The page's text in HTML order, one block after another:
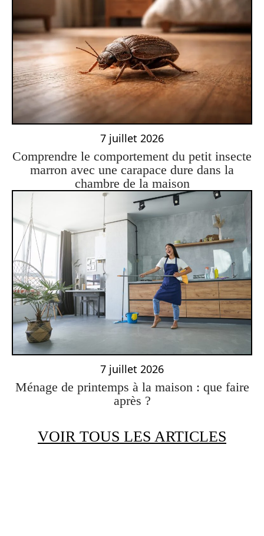
7 juillet 2026
Comprendre le comportement du petit insecte
marron avec une carapace dure dans la
chambre de la maison
7 juillet 2026
Ménage de printemps à la maison : que faire
après ?
VOIR TOUS LES ARTICLES